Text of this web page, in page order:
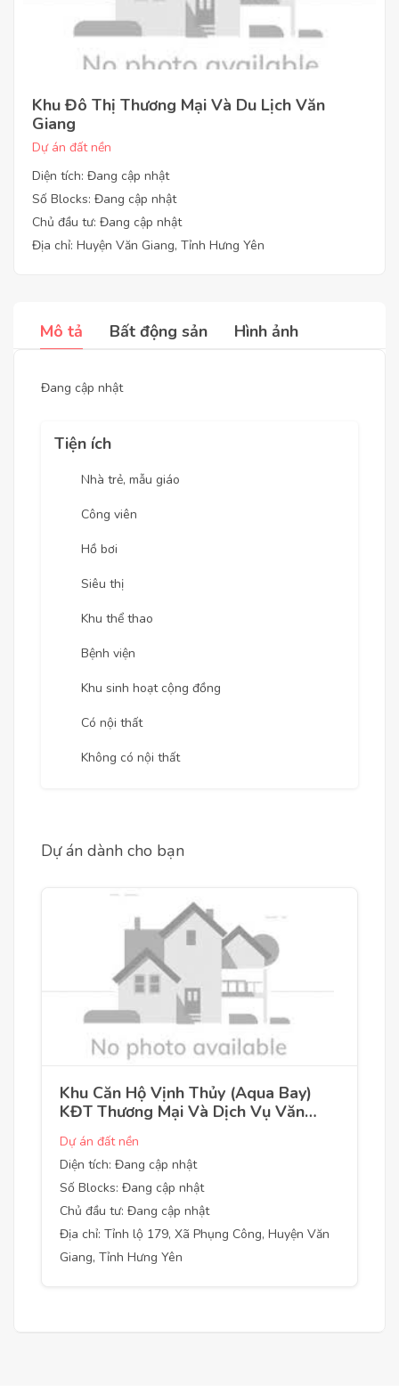
Khu Đô Thị Thương Mại Và Du Lịch Văn
Giang
Dự án đất nền
Diện tích: Đang cập nhật
Số Blocks: Đang cập nhật
Chủ đầu tư: Đang cập nhật
Địa chỉ: Huyện Văn Giang, Tỉnh Hưng Yên
Mô tả Bất động sản Hình ảnh
Đang cập nhật
Tiện ích
Nhà trẻ, mẫu giáo
Công viên
Hồ bơi
Siêu thị
Khu thể thao
Bệnh viện
Khu sinh hoạt cộng đồng
Có nội thất
Không có nội thất
Dự án dành cho bạn
Khu Căn Hộ Vịnh Thủy (Aqua Bay)
KĐT Thương Mại Và Dịch Vụ Văn
Giang
Dự án đất nền
Diện tích: Đang cập nhật
Số Blocks: Đang cập nhật
Chủ đầu tư: Đang cập nhật
Địa chỉ: Tỉnh lộ 179, Xã Phụng Công, Huyện Văn
Giang, Tỉnh Hưng Yên